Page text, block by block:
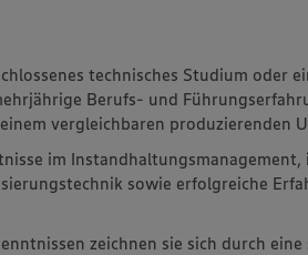
technisches Studium oder
Berufs- und
vergleichbaren produzierenden
im Instandhaltungsmanagement,
sowie erfolgreiche
zeichnen sie sich durch